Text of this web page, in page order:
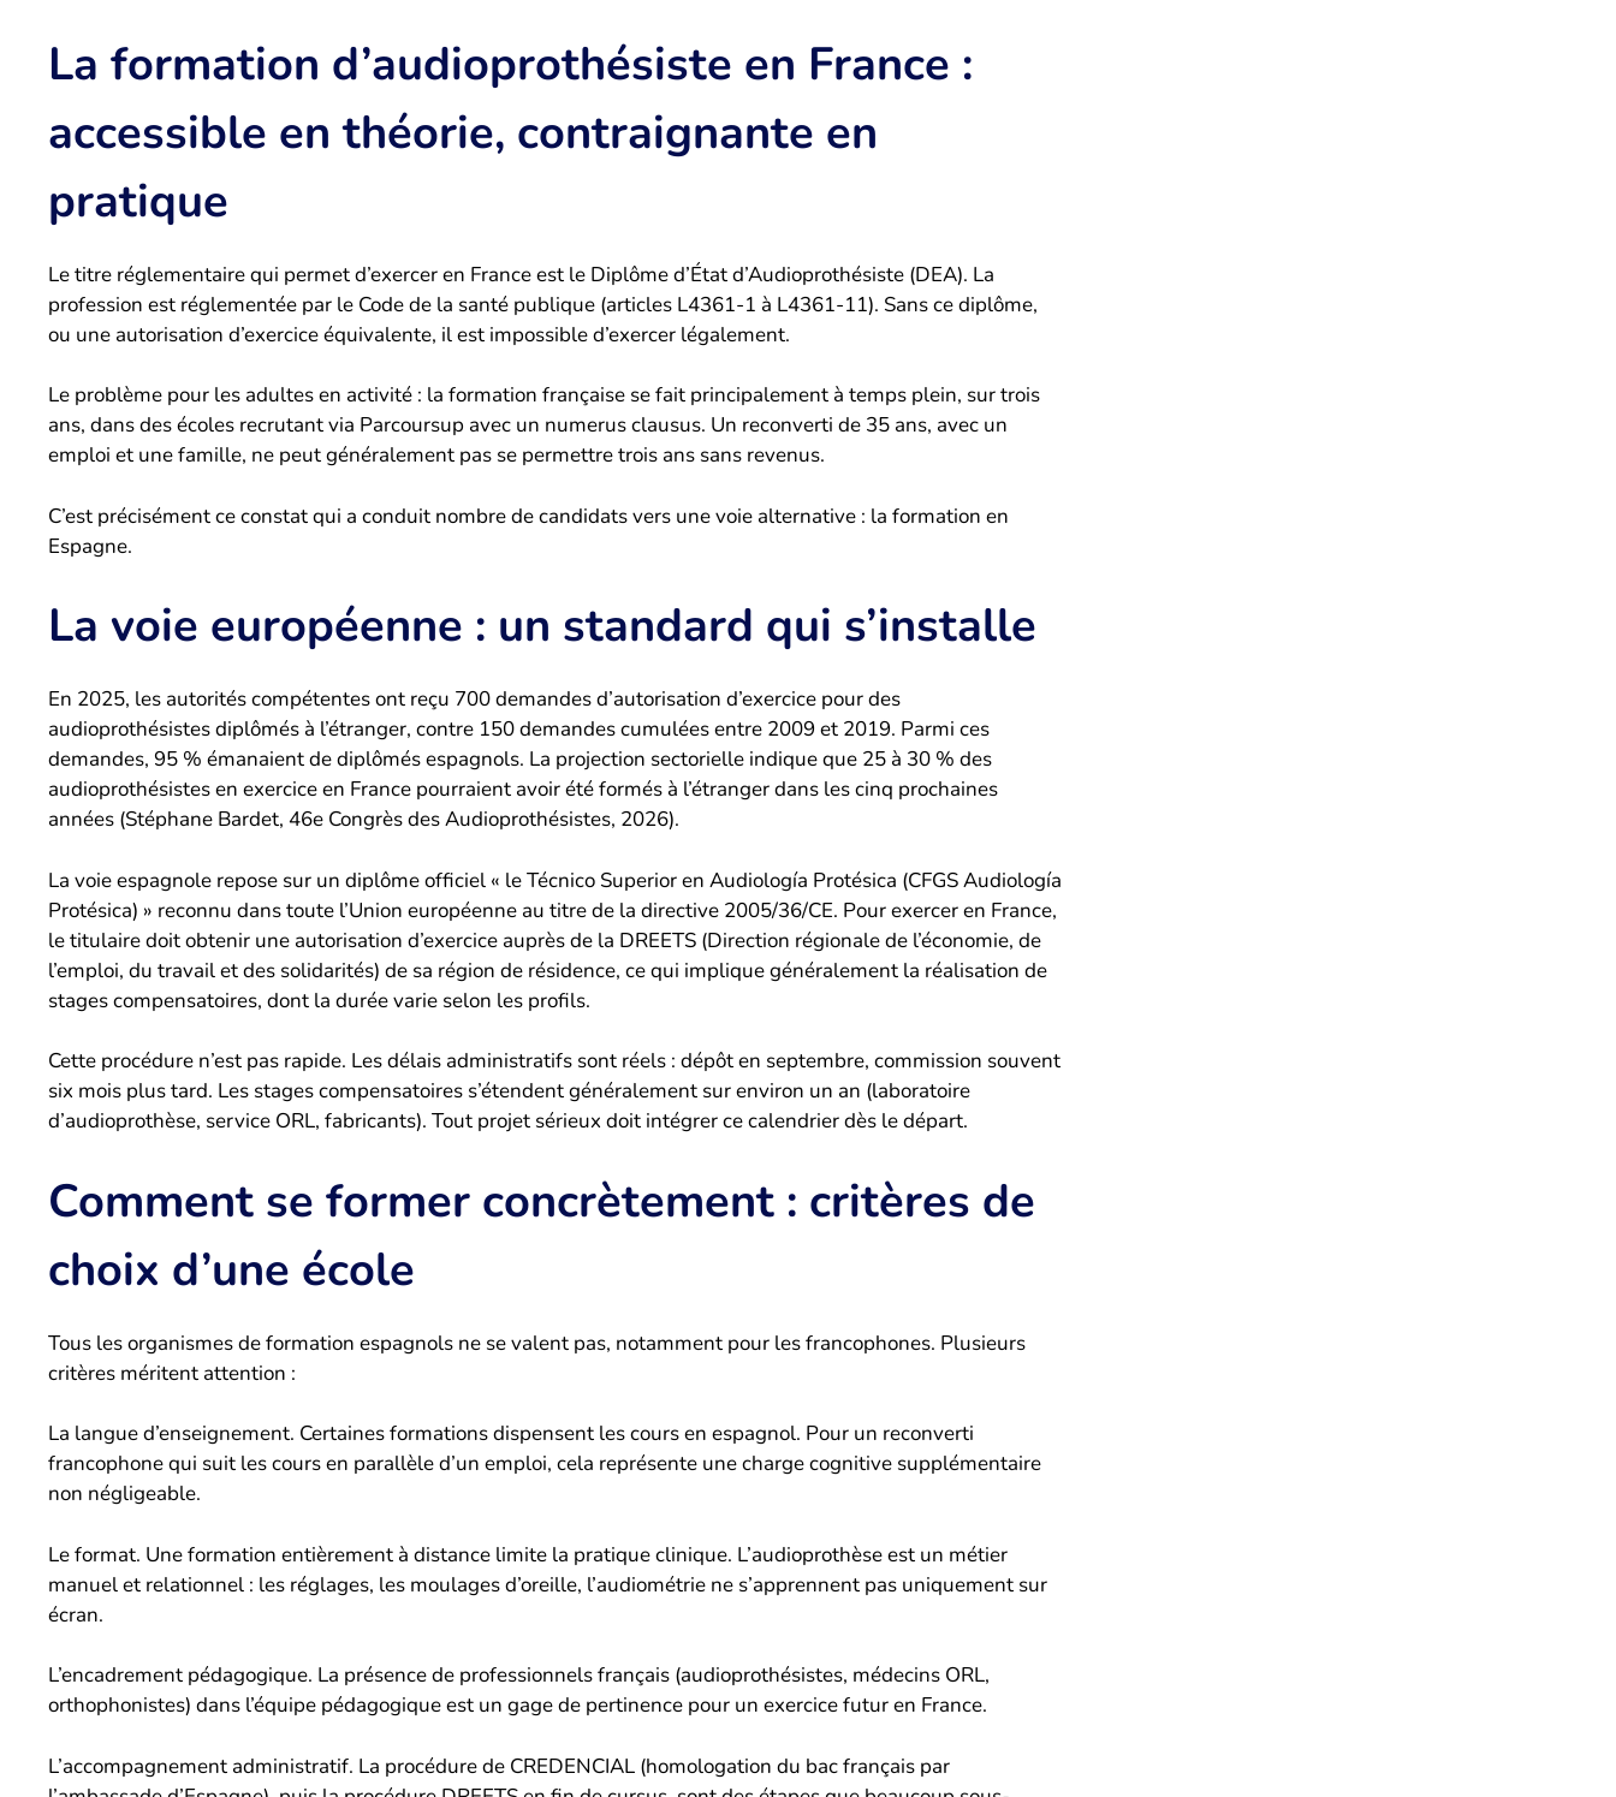
La formation d’audioprothésiste en France :
accessible en théorie, contraignante en
pratique
Le titre réglementaire qui permet d’exercer en France est le Diplôme d’État d’Audioprothésiste (DEA). La
profession est réglementée par le Code de la santé publique (articles L4361-1 à L4361-11). Sans ce diplôme,
ou une autorisation d’exercice équivalente, il est impossible d’exercer légalement.
Le problème pour les adultes en activité : la formation française se fait principalement à temps plein, sur trois
ans, dans des écoles recrutant via Parcoursup avec un numerus clausus. Un reconverti de 35 ans, avec un
emploi et une famille, ne peut généralement pas se permettre trois ans sans revenus.
C’est précisément ce constat qui a conduit nombre de candidats vers une voie alternative : la formation en
Espagne.
La voie européenne : un standard qui s’installe
En 2025, les autorités compétentes ont reçu 700 demandes d’autorisation d’exercice pour des
audioprothésistes diplômés à l’étranger, contre 150 demandes cumulées entre 2009 et 2019. Parmi ces
demandes, 95 % émanaient de diplômés espagnols. La projection sectorielle indique que 25 à 30 % des
audioprothésistes en exercice en France pourraient avoir été formés à l’étranger dans les cinq prochaines
années (Stéphane Bardet, 46e Congrès des Audioprothésistes, 2026).
La voie espagnole repose sur un diplôme officiel « le Técnico Superior en Audiología Protésica (CFGS Audiología
Protésica) » reconnu dans toute l’Union européenne au titre de la directive 2005/36/CE. Pour exercer en France,
le titulaire doit obtenir une autorisation d’exercice auprès de la DREETS (Direction régionale de l’économie, de
l’emploi, du travail et des solidarités) de sa région de résidence, ce qui implique généralement la réalisation de
stages compensatoires, dont la durée varie selon les profils.
Cette procédure n’est pas rapide. Les délais administratifs sont réels : dépôt en septembre, commission souvent
six mois plus tard. Les stages compensatoires s’étendent généralement sur environ un an (laboratoire
d’audioprothèse, service ORL, fabricants). Tout projet sérieux doit intégrer ce calendrier dès le départ.
Comment se former concrètement : critères de
choix d’une école
Tous les organismes de formation espagnols ne se valent pas, notamment pour les francophones. Plusieurs
critères méritent attention :
La langue d’enseignement. Certaines formations dispensent les cours en espagnol. Pour un reconverti
francophone qui suit les cours en parallèle d’un emploi, cela représente une charge cognitive supplémentaire
non négligeable.
Le format. Une formation entièrement à distance limite la pratique clinique. L’audioprothèse est un métier
manuel et relationnel : les réglages, les moulages d’oreille, l’audiométrie ne s’apprennent pas uniquement sur
écran.
L’encadrement pédagogique. La présence de professionnels français (audioprothésistes, médecins ORL,
orthophonistes) dans l’équipe pédagogique est un gage de pertinence pour un exercice futur en France.
L’accompagnement administratif. La procédure de CREDENCIAL (homologation du bac français par